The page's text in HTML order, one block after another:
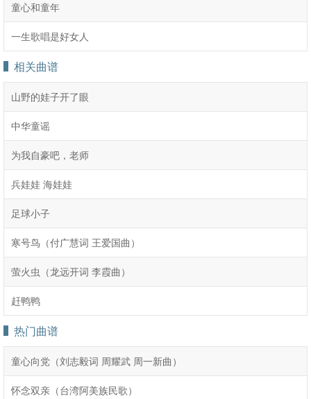
童心和童年
一生歌唱是好女人
相关曲谱
山野的娃子开了眼
中华童谣
为我自豪吧，老师
兵娃娃 海娃娃
足球小子
寒号鸟（付广慧词 王爱国曲）
萤火虫（龙远开词 李霞曲）
赶鸭鸭
热门曲谱
童心向党（刘志毅词 周耀武 周一新曲）
怀念双亲（台湾阿美族民歌）